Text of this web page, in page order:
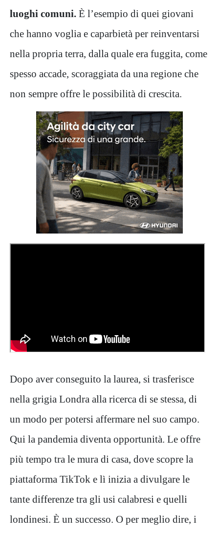
luoghi comuni. È l’esempio di quei giovani
che hanno voglia e caparbietà per reinventarsi
nella propria terra, dalla quale era fuggita, come
spesso accade, scoraggiata da una regione che
non sempre offre le possibilità di crescita.
Dopo aver conseguito la laurea, si trasferisce
nella grigia Londra alla ricerca di se stessa, di
un modo per potersi affermare nel suo campo.
Qui la pandemia diventa opportunità. Le offre
più tempo tra le mura di casa, dove scopre la
piattaforma TikTok e lì inizia a divulgare le
tante differenze tra gli usi calabresi e quelli
londinesi. È un successo. O per meglio dire, i